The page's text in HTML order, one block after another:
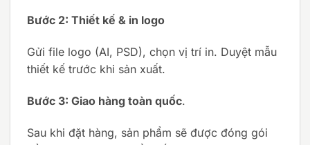
Bước 2: Thiết kế & in logo
Gửi file logo (AI, PSD), chọn vị trí in. Duyệt mẫu
thiết kế trước khi sản xuất.
Bước 3: Giao hàng toàn quốc.
Sau khi đặt hàng, sản phẩm sẽ được đóng gói